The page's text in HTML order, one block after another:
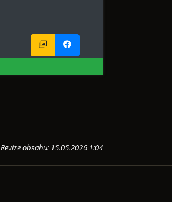
Revize obsahu: 15.05.2026 1:04